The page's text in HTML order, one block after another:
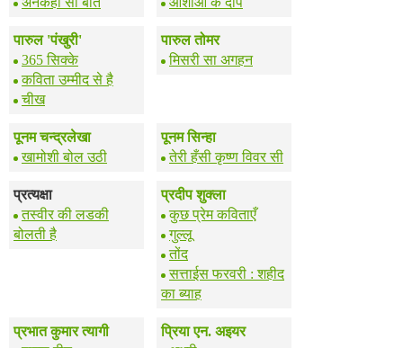
पारुल 'पंखुरी'
365 सिक्के
कविता उम्मीद से है
चीख
पारुल तोमर
मिसरी सा अगहन
पूनम चन्द्रलेखा
खामोशी बोल उठी
पूनम सिन्हा
तेरी हँसी कृष्ण विवर सी
प्रत्यक्षा
तस्वीर की लडकी
बोलती है
प्रदीप शुक्ला
कुछ प्रेम कविताएँ
गुल्लू
तोंद
सत्ताईस फरवरी : शहीद
का ब्याह
प्रभात कुमार त्यागी
प्रिया एन. अइयर